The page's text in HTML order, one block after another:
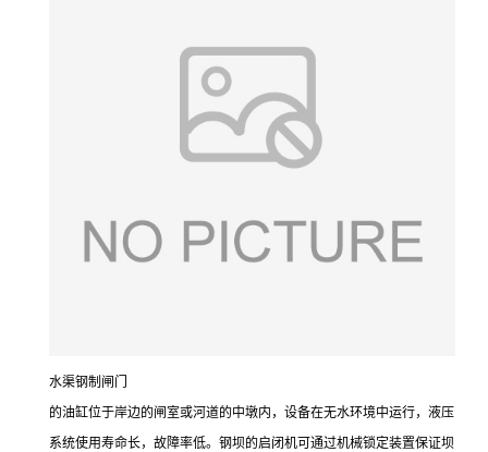
水渠钢制闸门
的油缸位于岸边的闸室或河道的中墩内，设备在无水环境中运行，液压
系统使用寿命长，故障率低。钢坝的启闭机可通过机械锁定装置保证坝